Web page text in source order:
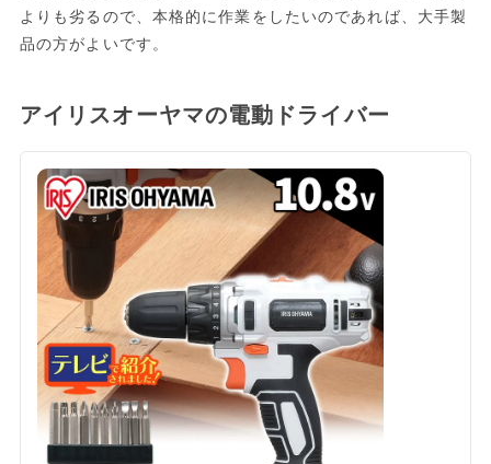
よりも劣るので、本格的に作業をしたいのであれば、大手製
品の方がよいです。
アイリスオーヤマの電動ドライバー